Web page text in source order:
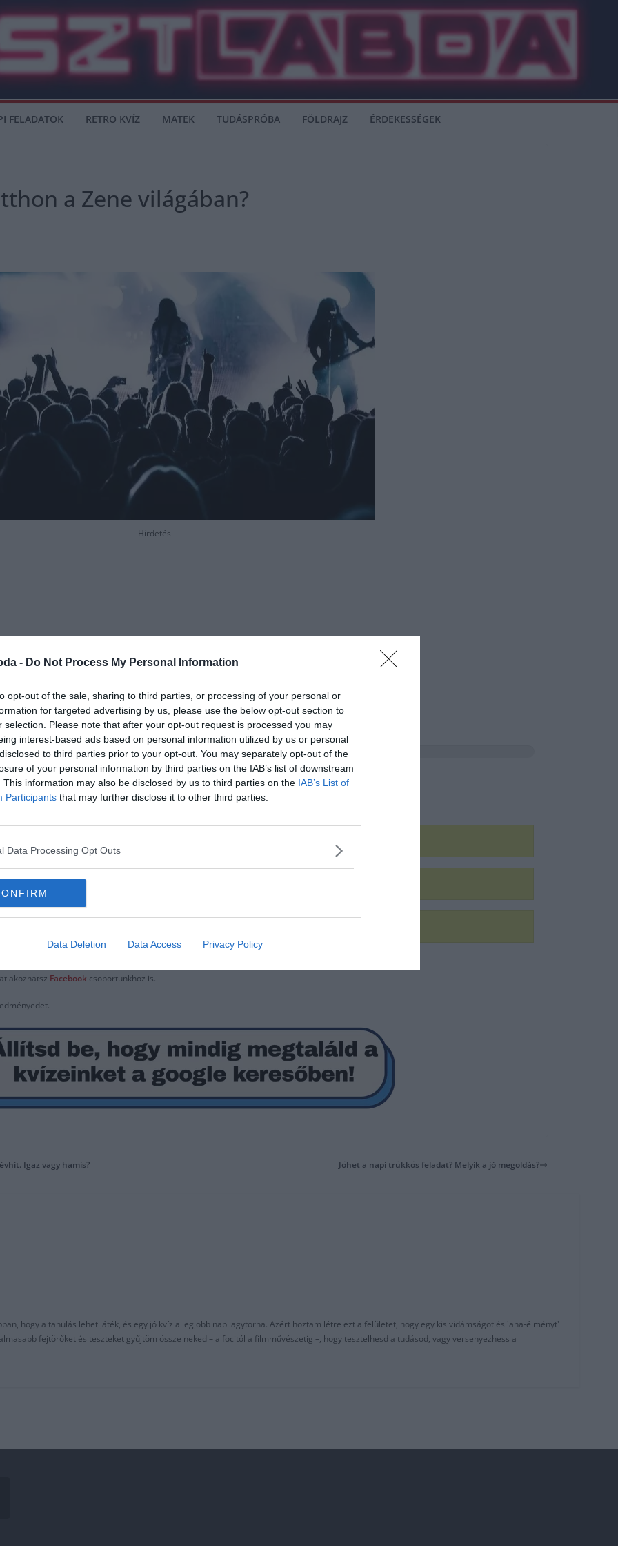
- Do Not Process My Personal Information
opt-out of the sale, sharing to third parties, or processing of your personal or
for targeted advertising by us, please use the below opt-out section to
selection. Please note that after your opt-out request is processed you may
interest-based ads based on personal information utilized by us or personal
to third parties prior to your opt-out. You may separately opt-out of the
of your personal information by third parties on the IAB’s list of downstream
This information may also be disclosed by us to third parties on the IAB’s List of
Participants that may further disclose it to other third parties.
Data Processing Opt Outs
Data Deletion Data Access Privacy Policy
FELADATOK RETRO KVÍZ MATEK TUDÁSPRÓBA FÖLDRAJZ ÉRDEKESSÉGEK
a Zene világában?
Hirdetés
és híres country énekes. Hogy hívják?
Facebook csoportunkhoz is.
Igaz vagy hamis? Jöhet a napi trükkös feladat? Melyik a jó megoldás?
hogy a tanulás lehet játék, és egy jó kvíz a legjobb napi agytorna. Azért hoztam létre ezt a felületet, hogy egy kis vidámságot és 'aha-élményt'
fejtörőket és teszteket gyűjtöm össze neked – a focitól a filmművészetig –, hogy tesztelhesd a tudásod, vagy versenyezhess a